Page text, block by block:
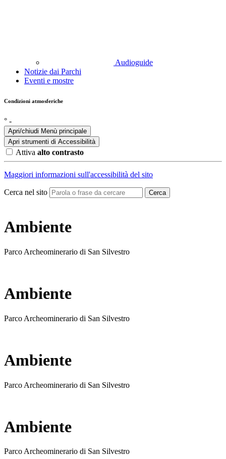
Audioguide
Notizie dai Parchi
Eventi e mostre
Condizioni atmosferiche
° -
Apri/chiudi Menù principale
Apri strumenti di Accessibilità
Attiva alto contrasto
Maggiori informazioni sull'accessibilità del sito
Cerca nel sito Cerca
Ambiente
Parco Archeominerario di San Silvestro
Ambiente
Parco Archeominerario di San Silvestro
Ambiente
Parco Archeominerario di San Silvestro
Ambiente
Parco Archeominerario di San Silvestro